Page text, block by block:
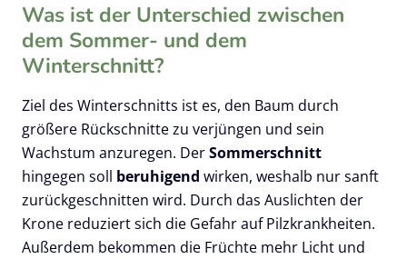
Was ist der Unterschied zwischen
dem Sommer- und dem
Winterschnitt?
Ziel des Winterschnitts ist es, den Baum durch
größere Rückschnitte zu verjüngen und sein
Wachstum anzuregen. DerSommerschnitt
hingegen soll beruhigend wirken, weshalb nur sanft
zurückgeschnitten wird. Durch das Auslichten der
Krone reduziert sich die Gefahr auf Pilzkrankheiten.
Außerdem bekommen die Früchte mehr Licht und